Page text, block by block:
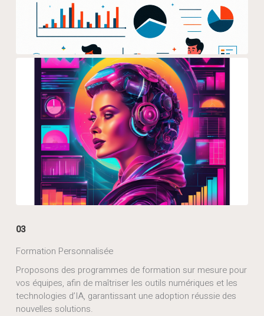
03
Formation Personnalisée
Proposons des programmes de formation sur mesure pour
vos équipes, afin de maîtriser les outils numériques et les
technologies d’IA, garantissant une adoption réussie des
nouvelles solutions.